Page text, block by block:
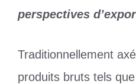
perspectives
Traditionnellement
produits bruts tels